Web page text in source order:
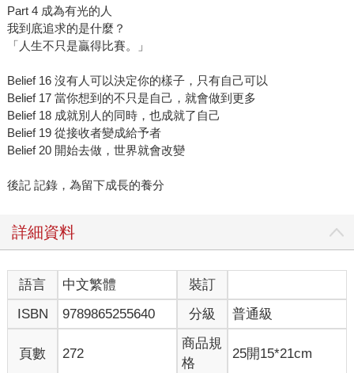
Part 4 成為有光的人
我到底追求的是什麼？
「人生不只是贏得比賽。」
Belief 16 沒有人可以決定你的樣子，只有自己可以
Belief 17 當你想到的不只是自己，就會做到更多
Belief 18 成就別人的同時，也成就了自己
Belief 19 從接收者變成給予者
Belief 20 開始去做，世界就會改變
後記 記錄，為留下成長的養分
詳細資料
語言 中文繁體
裝訂
ISBN
9789865255640 分級 普通級
頁數 272
商品規
格
25開15*21cm